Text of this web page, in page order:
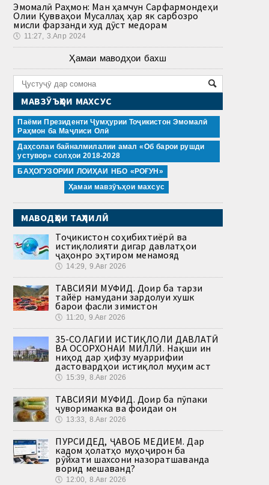
Эмомалӣ Раҳмон: Ман ҳамчун Сарфармондеҳи
Олии Қувваҳои Мусаллаҳ ҳар як сарбозро
мисли фарзанди худ дӯст медорам
🕔 11:27, 3.Апр 2024
Ҳамаи маводҳои бахш
МАВЗӮЪҲОИ МАХСУС
Паёми Президенти Ҷумҳурии Тоҷикистон Эмомалӣ
Раҳмон ба Маҷлиси Олӣ
Даҳсолаи байналмилалии амал «Об барои рушди
устувор» солҳои 2018-2028
БАҲОГУЗОРИИ ЛОИҲАИ НБО «РОҒУН»
Ҳамаи мавзӯъҳои махсус
МАВОДҲОИ ТАҲЛИЛӢ
Тоҷикистон соҳибихтиёрӣ ва
истиқлолияти дигар давлатҳои
ҷаҳонро эҳтиром менамояд
🕔 14:29, 9.Авг 2026
ТАВСИЯИ МУФИД. Доир ба тарзи
тайёр намудани зардолуи хушк
барои фасли зимистон
🕔 11:20, 9.Авг 2026
35-СОЛАГИИ ИСТИҚЛОЛИ ДАВЛАТӢ
ВА ОСОРХОНАИ МИЛЛӢ. Нақши ин
ниҳод дар ҳифзу муаррифии
дастовардҳои истиқлол муҳим аст
🕔 15:39, 8.Авг 2026
ТАВСИЯИ МУФИД. Доир ба пӯпаки
ҷуворимакка ва фоидаи он
🕔 13:33, 8.Авг 2026
ПУРСИДЕД, ҶАВОБ МЕДИҲЕМ. Дар
кадом ҳолатҳо муҳоҷирон ба
рӯйхати шахсони назоратшаванда
ворид мешаванд?
🕔 12:00, 8.Авг 2026